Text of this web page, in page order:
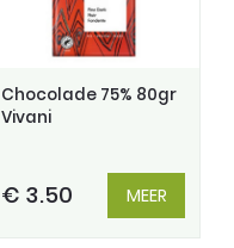
Chocolade 75% 80gr
Vivani
€ 3.50 MEER